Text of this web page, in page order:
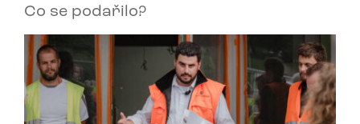
Co se podařilo?